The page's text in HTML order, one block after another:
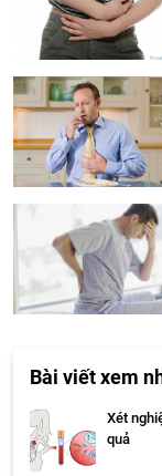
Bài viết xem
Xét
quả